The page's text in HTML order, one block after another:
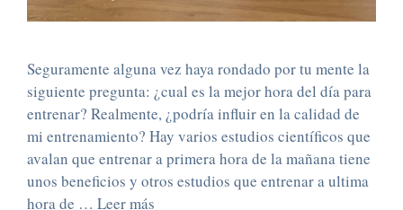
Seguramente alguna vez haya rondado por tu mente la
siguiente pregunta: ¿cual es la mejor hora del día para
entrenar? Realmente, ¿podría influir en la calidad de
mi entrenamiento? Hay varios estudios científicos que
avalan que entrenar a primera hora de la mañana tiene
unos beneficios y otros estudios que entrenar a ultima
hora de … Leer más